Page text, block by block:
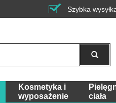
Szybka
Kosmetyka i
wyposażenie
ciała